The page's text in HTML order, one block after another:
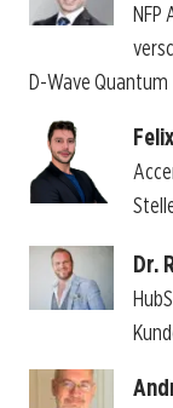
NFP
D-Wave Quantum
Dr.